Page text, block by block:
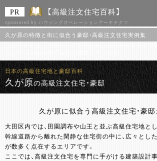
【高級注文住宅百科】
sponsored by ハウジングオペレーションアーキテクツ
久が原の特徴と街に似合う豪邸・高級注文住宅実例集
日本の高級住宅地と豪邸百科
久が原の高級注文住宅・豪邸
久が原に似合う高級注文住宅・豪
大田区内では、田園調布や山王と並ぶ高級住宅地と
幹線道路から離れた閑静な住宅街の中に、広々とし
が数多く点在するエリアです。
ここでは、高級注文住宅を専門に手がける建築設計